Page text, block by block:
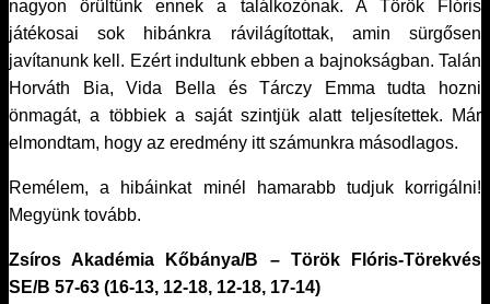
nagyon örültünk ennek a találkozónak. A Török Flóris
játékosai sok hibánkra rávilágítottak, amin sürgősen
javítanunk kell. Ezért indultunk ebben a bajnokságban. Talán
Horváth Bia, Vida Bella és Tárczy Emma tudta hozni
önmagát, a többiek a saját szintjük alatt teljesítettek. Már
elmondtam, hogy az eredmény itt számunkra másodlagos.
Remélem, a hibáinkat minél hamarabb tudjuk korrigálni!
Megyünk tovább.
Zsíros Akadémia Kőbánya/B – Török Flóris-Törekvés
SE/B 57-63 (16-13, 12-18, 12-18, 17-14)